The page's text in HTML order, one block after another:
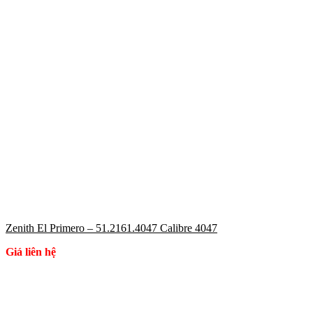
Zenith El Primero – 51.2161.4047 Calibre 4047
Giá liên hệ